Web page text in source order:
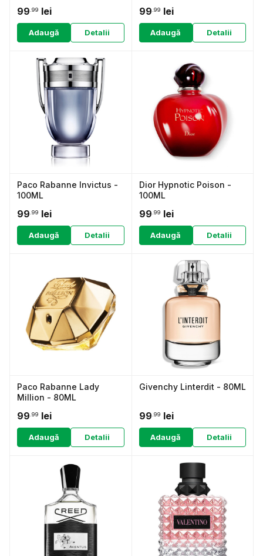
99 .99 lei
Adaugă Detalii
99 .99 lei
Adaugă Detalii
Paco Rabanne Invictus -
100ML
99 .99 lei
Adaugă Detalii
Dior Hypnotic Poison -
100ML
99 .99 lei
Adaugă Detalii
Paco Rabanne Lady
Million - 80ML
99 .99 lei
Adaugă Detalii
Givenchy Linterdit - 80ML
99 .99 lei
Adaugă Detalii